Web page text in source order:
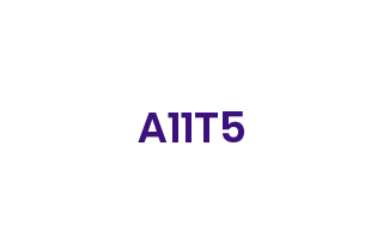
A11T5